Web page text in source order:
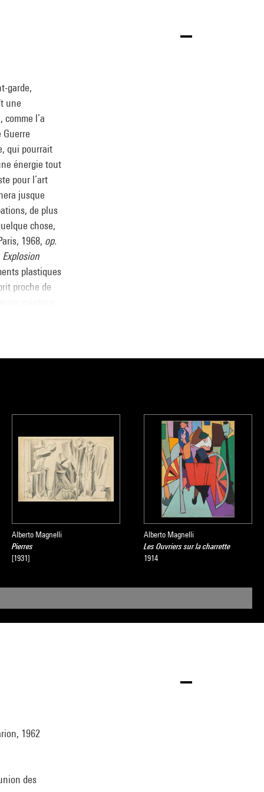
garde,
une
l’a
qui pourrait
énergie tout
pour l’art
jusque
de plus
chose,
1968, op.
Explosion
plastiques
proche de
Alberto Magnelli
Pierres
[1931]
Alberto Magnelli
Les Ouvriers sur la charrette
1914
1962
des